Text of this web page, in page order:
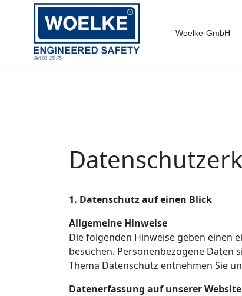
Woelke-GmbH
1. Datenschutz auf einen Blick
Allgemeine Hinweise
Die folgenden Hinweise geben einen
besuchen. Personenbezogene
Thema Datenschutz entnehmen Sie
Datenerfassung auf unserer Website